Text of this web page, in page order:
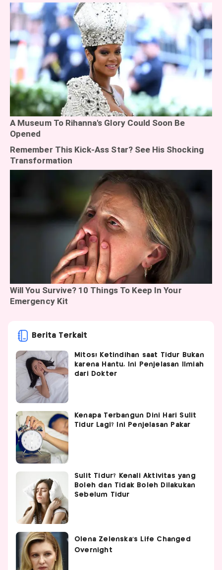
Berita Terkait
Mitos! Ketindihan saat Tidur Bukan
karena Hantu, Ini Penjelasan Ilmiah
dari Dokter
Kenapa Terbangun Dini Hari Sulit
Tidur Lagi? Ini Penjelasan Pakar
Sulit Tidur? Kenali Aktivitas yang
Boleh dan Tidak Boleh Dilakukan
Sebelum Tidur